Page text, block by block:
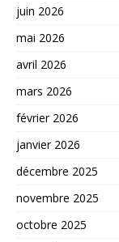
juin 2026
mai 2026
avril 2026
mars 2026
février 2026
janvier 2026
décembre 2025
novembre 2025
octobre 2025